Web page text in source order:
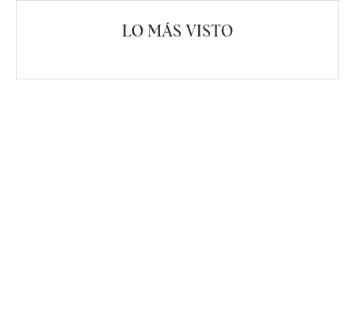
LO MÁS VISTO